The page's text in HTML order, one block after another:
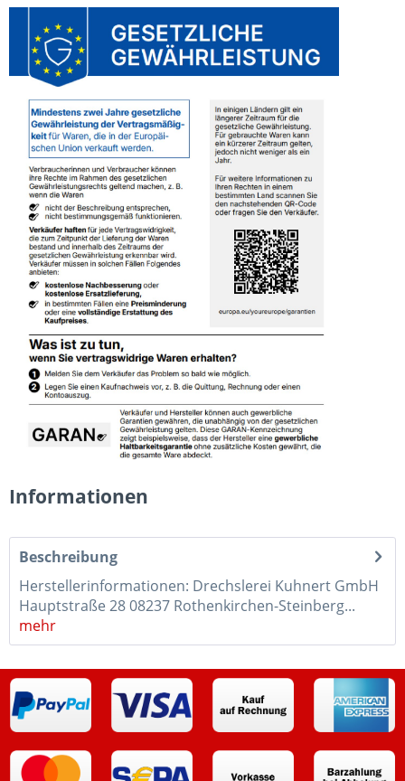
Informationen
Beschreibung
Herstellerinformationen: Drechslerei Kuhnert GmbH
Hauptstraße 28 08237 Rothenkirchen-Steinberg...
mehr